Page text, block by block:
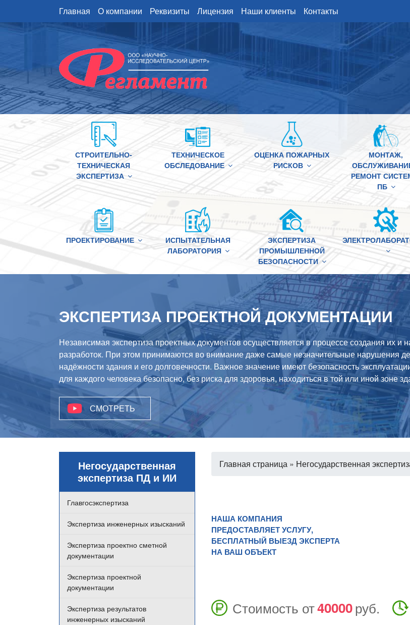
содержимому
Главная О компании Реквизиты Лицензия Наши клиенты Контакты
СТРОИТЕЛЬНО-
ТЕХНИЧЕСКАЯ
ЭКСПЕРТИЗА
ТЕХНИЧЕСКОЕ
ОБСЛЕДОВАНИЕ
ОЦЕНКА ПОЖАРНЫХ
РИСКОВ
МОНТАЖ,
РЕМОНТ
ПБ
ПРОЕКТИРОВАНИЕ
ИСПЫТАТЕЛЬНАЯ
ЛАБОРАТОРИЯ
ЭКСПЕРТИЗА
ПРОМЫШЛЕННОЙ
БЕЗОПАСНОСТИ
ЭКСПЕРТИЗА ПРОЕКТНОЙ ДОКУМЕНТАЦИИ
Независимая экспертиза проектных документов осуществляется в процессе создания их и
разработок. При этом принимаются во внимание даже самые незначительные нарушения
надёжности здания и его долговечности. Важное значение имеют безопасность
для каждого человека безопасно, без риска для здоровья, находиться в той или иной зоне
СМОТРЕТЬ
Негосударственная
экспертиза ПД и ИИ
Главгосэкспертиза
Экспертиза инженерных изысканий
Экспертиза проектно сметной
документации
Экспертиза проектной
документации
Экспертиза результатов
инженерных изысканий
Главная страница» Негосударственная
НАША КОМПАНИЯ
ПРЕДОСТАВЛЯЕТ УСЛУГУ,
БЕСПЛАТНЫЙ ВЫЕЗД ЭКСПЕРТА
НА ВАШ ОБЪЕКТ
Стоимость от40000руб.